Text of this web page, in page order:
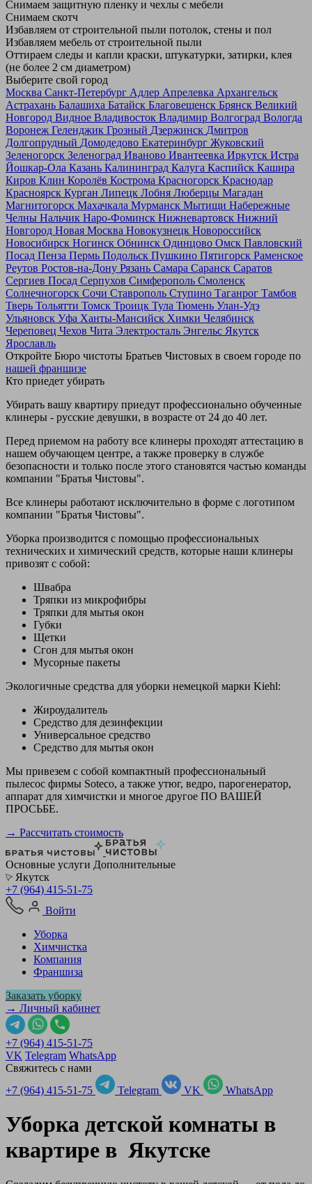
Снимаем защитную пленку и чехлы с мебели
Снимаем скотч
Избавляем от строительной пыли потолок, стены и пол
Избавляем мебель от строительной пыли
Оттираем следы и капли краски, штукатурки, затирки, клея
(не более 2 см диаметром)
Выберите свой город
Москва Санкт-Петербург Адлер Апрелевка Архангельск
Астрахань Балашиха Батайск Благовещенск Брянск Великий
Новгород Видное Владивосток Владимир Волгоград Вологда
Воронеж Геленджик Грозный Дзержинск Дмитров
Долгопрудный Домодедово Екатеринбург Жуковский
Зеленогорск Зеленоград Иваново Ивантеевка Иркутск Истра
Йошкар-Ола Казань Калининград Калуга Каспийск Кашира
Киров Клин Королёв Кострома Красногорск Краснодар
Красноярск Курган Липецк Лобня Люберцы Магадан
Магнитогорск Махачкала Мурманск Мытищи Набережные
Челны Нальчик Наро-Фоминск Нижневартовск Нижний
Новгород Новая Москва Новокузнецк Новороссийск
Новосибирск Ногинск Обнинск Одинцово Омск Павловский
Посад Пенза Пермь Подольск Пушкино Пятигорск Раменское
Реутов Ростов-на-Дону Рязань Самара Саранск Саратов
Сергиев Посад Серпухов Симферополь Смоленск
Солнечногорск Сочи Ставрополь Ступино Таганрог Тамбов
Тверь Тольятти Томск Троицк Тула Тюмень Улан-Удэ
Ульяновск Уфа Ханты-Мансийск Химки Челябинск
Череповец Чехов Чита Электросталь Энгельс Якутск
Ярославль
Откройте Бюро чистоты Братьев Чистовых в своем городе по
нашей франшизе
Кто приедет убирать
Убирать вашу квартиру приедут профессионально обученные
клинеры - русские девушки, в возрасте от 24 до 40 лет.
Перед приемом на работу все клинеры проходят аттестацию в
нашем обучающем центре, а также проверку в службе
безопасности и только после этого становятся частью команды
компании "Братья Чистовы".
Все клинеры работают исключительно в форме с логотипом
компании "Братья Чистовы".
Уборка производится с помощью профессиональных
технических и химический средств, которые наши клинеры
привозят с собой:
Швабра
Тряпки из микрофибры
Тряпки для мытья окон
Губки
Щетки
Сгон для мытья окон
Мусорные пакеты
Экологичные средства для уборки немецкой марки Kiehl:
Жироудалитель
Средство для дезинфекции
Универсальное средство
Средство для мытья окон
Мы привезем с собой компактный профессиональный
пылесос фирмы Soteco, а также утюг, ведро, парогенератор,
аппарат для химчистки и многое другое ПО ВАШЕЙ
ПРОСЬБЕ.
→ Рассчитать стоимость
Основные услуги Дополнительные
Якутск
+7 (964) 415-51-75
Войти
Уборка
Химчистка
Компания
Франшиза
Заказать уборку
→ Личный кабинет
+7 (964) 415-51-75
VK Telegram WhatsApp
Свяжитесь с нами
+7 (964) 415-51-75
Telegram VK WhatsApp
Уборка детской комнаты в
квартире в Якутске